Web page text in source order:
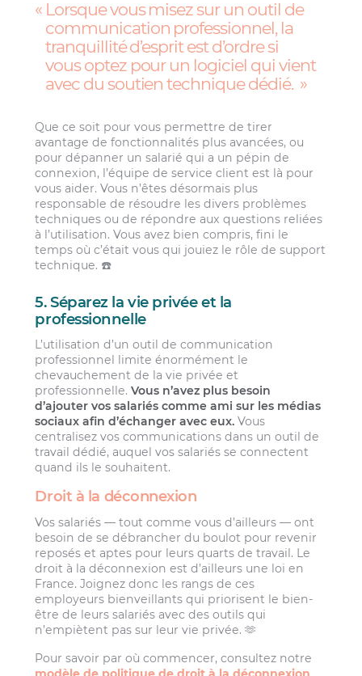
Lorsque vous misez sur un outil de
communication professionnel, la
tranquillité d’esprit est d’ordre si
vous optez pour un logiciel qui vient
avec du soutien technique dédié.
Que ce soit pour vous permettre de tirer
avantage de fonctionnalités plus avancées, ou
pour dépanner un salarié qui a un pépin de
connexion, l’équipe de service client est là pour
vous aider. Vous n’êtes désormais plus
responsable de résoudre les divers problèmes
techniques ou de répondre aux questions reliées
à l’utilisation. Vous avez bien compris, fini le
temps où c’était vous qui jouiez le rôle de support
technique. ☎️
5. Séparez la vie privée et la
professionnelle
L’utilisation d’un outil de communication
professionnel limite énormément le
chevauchement de la vie privée et
professionnelle.Vous n’avez plus besoin
d’ajouter vos salariés comme ami sur les médias
sociaux afin d’échanger avec eux. Vous
centralisez vos communications dans un outil de
travail dédié, auquel vos salariés se connectent
quand ils le souhaitent.
Droit à la déconnexion
Vos salariés — tout comme vous d’ailleurs — ont
besoin de se débrancher du boulot pour revenir
reposés et aptes pour leurs quarts de travail. Le
droit à la déconnexion est d’ailleurs une loi en
France. Joignez donc les rangs de ces
employeurs bienveillants qui priorisent le bien-
être de leurs salariés avec des outils qui
n’empiètent pas sur leur vie privée. 🫶
Pour savoir par où commencer, consultez notre